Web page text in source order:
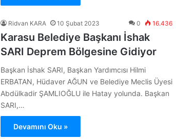
Ridvan KARA 10 Şubat 2023 0 16.436
Karasu Belediye Başkanı İshak
SARI Deprem Bölgesine Gidiyor
Başkan İshak SARI, Başkan Yardımcısı Hilmi
ERBATAN, Hüdaver AĞUN ve Belediye Meclis Üyesi
Abdülkadir ŞAMLIOĞLU ile Hatay yolunda. Başkan
SARI,…
Devamını Oku »